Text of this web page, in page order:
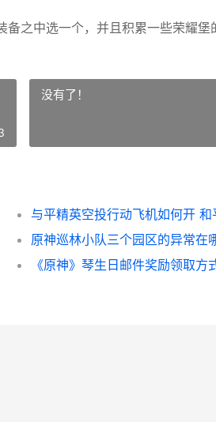
之中选一个，并且积累一些荣耀堡
没有了！
与平精英空投行动飞机如何开 和
原神巡林小队三个园区的异常在